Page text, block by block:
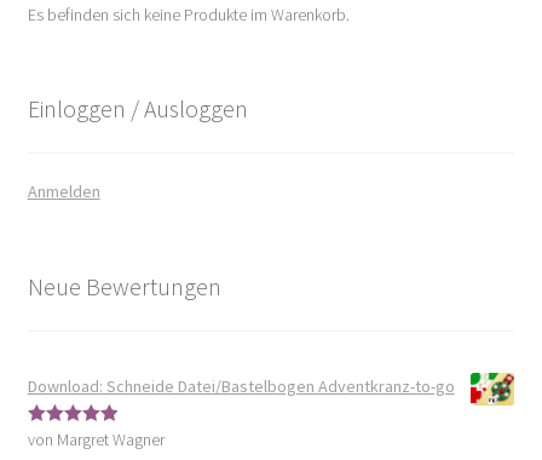
Es befinden sich keine Produkte im Warenkorb.
Einloggen / Ausloggen
Anmelden
Neue Bewertungen
Download: Schneide Datei/Bastelbogen Adventkranz-to-go
Bewertet mit
von Margret Wagner